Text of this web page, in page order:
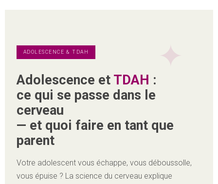
ADOLESCENCE & TDAH
Adolescence et TDAH :
ce qui se passe dans le
cerveau
— et quoi faire en tant que
parent
Votre adolescent vous échappe, vous déboussolle,
vous épuise ? La science du cerveau explique